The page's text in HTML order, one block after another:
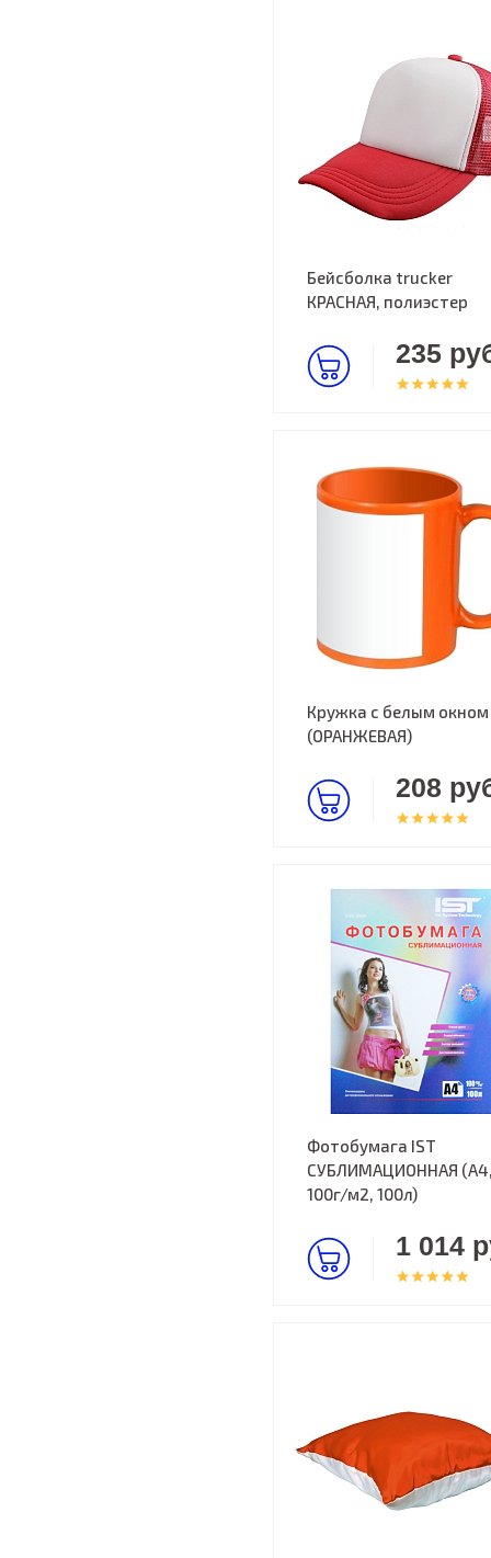
Бейсболка trucker
КРАСНАЯ, полиэстер
235
Кружка с белым окном
(ОРАНЖЕВАЯ)
208
Фотобумага IST
СУБЛИМАЦИОННАЯ
100г/м2, 100л)
1 014